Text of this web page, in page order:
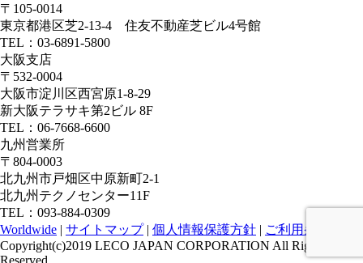
〒105-0014
東京都港区芝2-13-4 住友不動産芝ビル4号館
TEL：03-6891-5800
大阪支店
〒532-0004
大阪市淀川区西宮原1-8-29
新大阪テラサキ第2ビル 8F
TEL：06-7668-6600
九州営業所
〒804-0003
北九州市戸畑区中原新町2-1
北九州テクノセンター11F
TEL：093-884-0309
Worldwide | サイトマップ| 個人情報保護方針 | ご利用条件
Copyright(c)2019 LECO JAPAN CORPORATION All Rights
Reserved.